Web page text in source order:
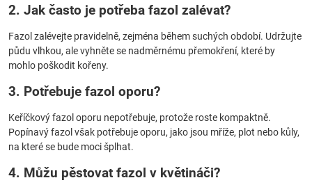
2. Jak často je potřeba fazol zalévat?
Fazol zalévejte pravidelně, zejména během suchých období. Udržujte
půdu vlhkou, ale vyhněte se nadměrnému přemokření, které by
mohlo poškodit kořeny.
3. Potřebuje fazol oporu?
Keříčkový fazol oporu nepotřebuje, protože roste kompaktně.
Popínavý fazol však potřebuje oporu, jako jsou mříže, plot nebo kůly,
na které se bude moci šplhat.
4. Můžu pěstovat fazol v květináči?